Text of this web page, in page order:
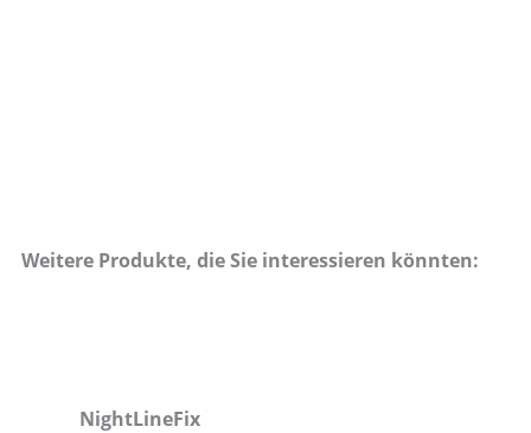
Weitere Produkte, die Sie interessieren könnten:
NightLineFix